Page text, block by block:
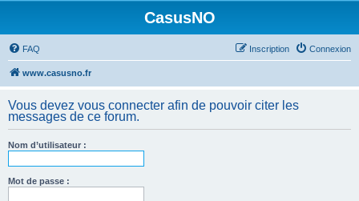
CasusNO
FAQ Connexion
Inscription
www.casusno.fr
Vous devez vous connecter afin de pouvoir citer les
messages de ce forum.
Nom d’utilisateur :
Mot de passe :